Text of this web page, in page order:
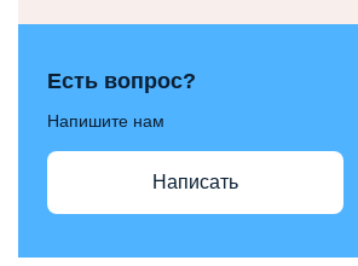
Есть вопрос?
Напишите нам
Написать